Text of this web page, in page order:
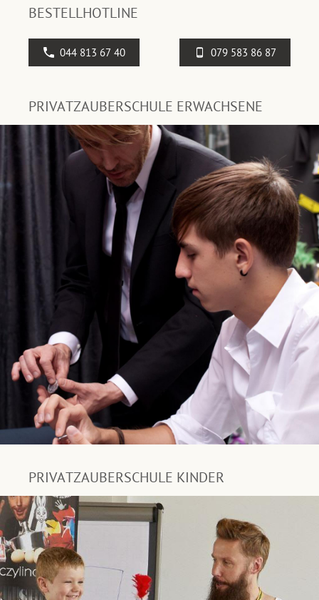
BESTELLHOTLINE
044 813 67 40 079 583 86 87
PRIVATZAUBERSCHULE ERWACHSENE
PRIVATZAUBERSCHULE KINDER